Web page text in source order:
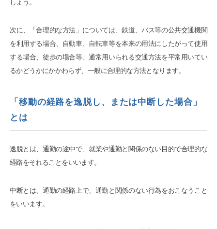
しょう。
次に、「合理的な方法」については、鉄道、バス等の公共交通機関
を利用する場合、自動車、自転車等を本来の用法にしたがって使用
する場合、徒歩の場合等、通常用いられる交通方法を平常用いてい
るかどうかにかかわらず、一般に合理的な方法となります。
「移動の経路を逸脱し、または中断した場合」
とは
逸脱とは、通勤の途中で、就業や通勤と関係のない目的で合理的な
経路をそれることをいいます。
中断とは、通勤の経路上で、通勤と関係のない行為をおこなうこと
をいいます。